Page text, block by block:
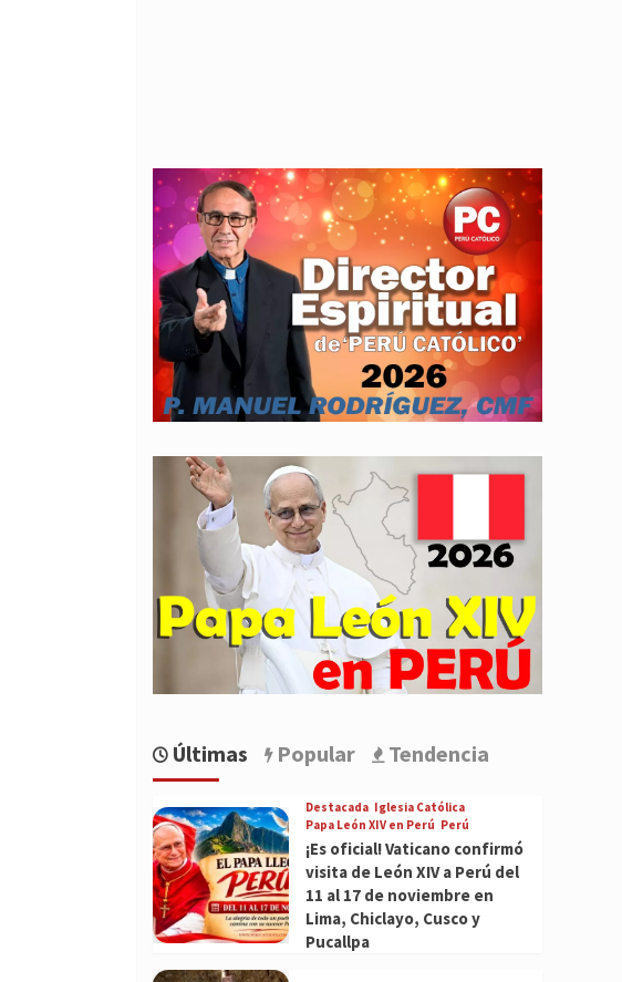
Últimas Popular Tendencia
Destacada Iglesia Católica
Papa León XIV en Perú Perú
¡Es oficial! Vaticano confirmó
visita de León XIV a Perú del
11 al 17 de noviembre en
Lima, Chiclayo, Cusco y
Pucallpa